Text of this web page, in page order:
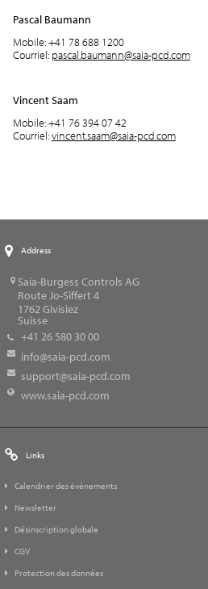
Pascal Baumann
Mobile: +41 78 688 1200
Courriel: pascal.baumann@saia-pcd.com
Vincent Saam
Mobile: +41 76 394 07 42
Courriel:vincent.saam@saia-pcd.com
Address
Saia-Burgess Controls AG
Route Jo-Siffert 4
1762Givisiez
Suisse
+41 26 580 30 00
info@saia-pcd.com
support@saia-pcd.com
www.saia-pcd.com
Links
Calendrier des événements
Newsletter
Désinscription globale
CGV
Protection des données